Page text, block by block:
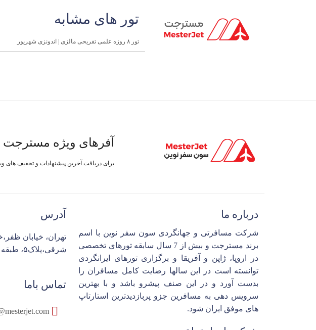
تور های مشابه
تور ۸ روزه علمی تفریحی مالزی | اندونزی شهریور
آفرهای ویژه مسترجت
برای دریافت آخرین پیشنهادات و تخفیف های
درباره ما
شرکت مسافرتی و جهانگردی سون سفر نوین با اسم
برند مسترجت و بیش از 7 سال سابقه تورهای تخصصی
در اروپا، ژاپن و آفریقا و برگزاری تورهای ایرانگردی
توانسته است در این سالها رضایت کامل مسافران را
بدست آورد و در این صنف پیشرو باشد و با بهترین
سرویس دهی به مسافرین جزو پربازدیدترین استارتاپ
های موفق ایران شود.
آدرس
تهران، خیابان
شرقی،پلاک۵، طبقه ۱
تماس باما